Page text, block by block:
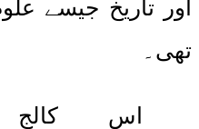
اور تاریخ جیسے
تھی۔